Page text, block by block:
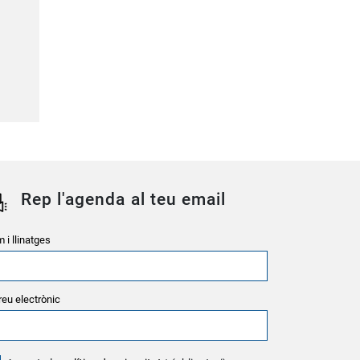
Rep l'agenda al teu email
i llinatges
electrònic